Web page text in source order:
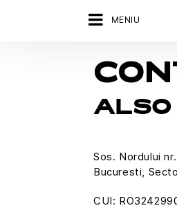
MENIU
Sos. Nordului
Bucuresti,
CUI: